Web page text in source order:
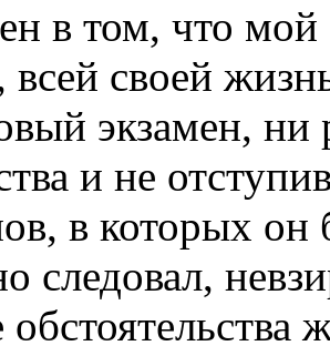
в том, что
своей
экзамен, ни
и не
в которых он
следовал,